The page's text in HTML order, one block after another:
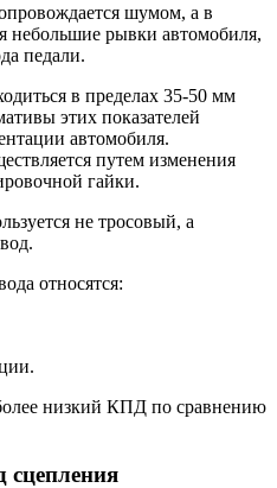
шумом, а в
небольшие рывки автомобиля,
педали.
в пределах 35-50 мм
этих показателей
автомобиля.
путем изменения
гайки.
не тросовый, а
относятся:
низкий КПД по сравнению
сцепления